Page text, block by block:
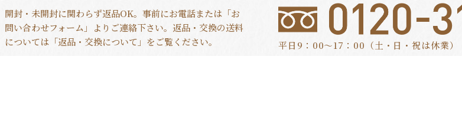
開封・未開封に関わらず返品OK。事前にお電話または「お
問い合わせフォーム」よりご連絡下さい。返品・交換の送料
については「返品・交換について」をご覧ください。
平日9：00～17：00（土・日・祝は休業）